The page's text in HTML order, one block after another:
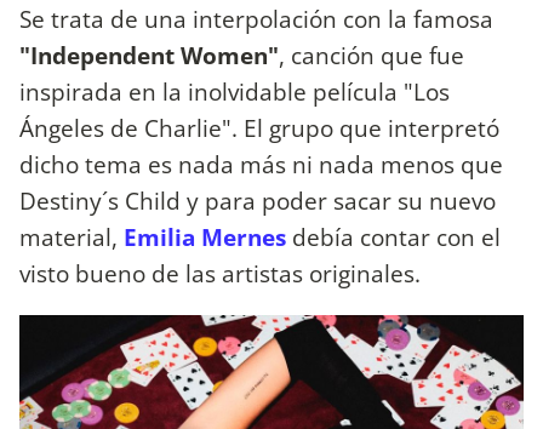
Se trata de una interpolación con la famosa
"Independent Women", canción que fue
inspirada en la inolvidable película "Los
Ángeles de Charlie". El grupo que interpretó
dicho tema es nada más ni nada menos que
Destiny´s Child y para poder sacar su nuevo
material, Emilia Mernes debía contar con el
visto bueno de las artistas originales.